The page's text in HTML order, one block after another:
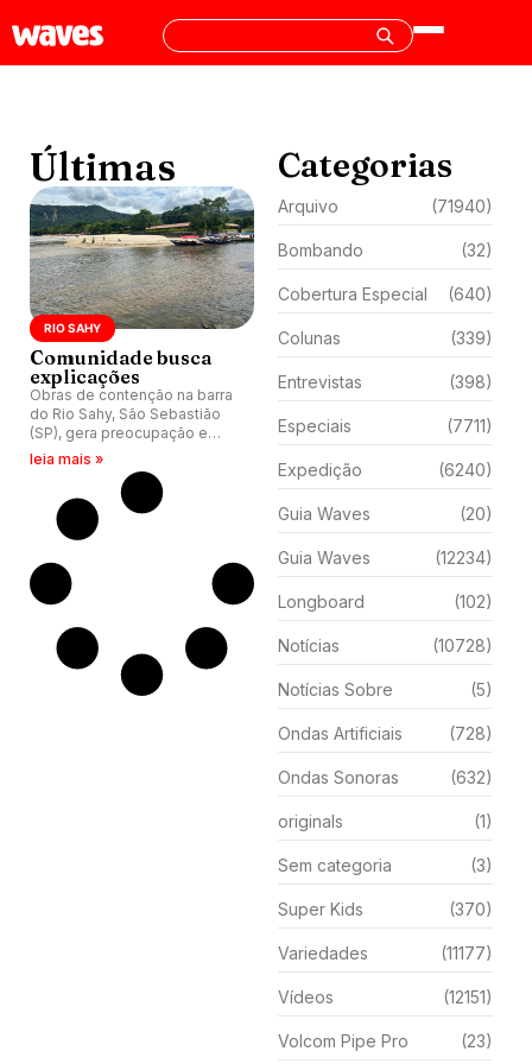
Últimas
RIO SAHY
Comunidade busca
explicações
Obras de contenção na barra
do Rio Sahy, São Sebastião
(SP), gera preocupação e
comunidade busca
esclarecimentos da prefeitura
sobre impactos ambientais,
licenças e alvarás.
leia mais »
Categorias
Arquivo (71940)
Bombando (32)
Cobertura Especial (640)
Colunas (339)
Entrevistas (398)
Especiais (7711)
Expedição (6240)
Guia Waves (20)
Guia Waves (12234)
Longboard (102)
Notícias (10728)
Notícias Sobre (5)
Ondas Artificiais (728)
Ondas Sonoras (632)
originals (1)
Sem categoria (3)
Super Kids (370)
Variedades (11177)
Vídeos (12151)
Volcom Pipe Pro (23)